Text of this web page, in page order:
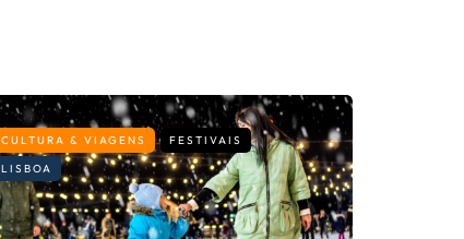
CULTURA & VIAGENS
FESTIVAIS
LISBOA